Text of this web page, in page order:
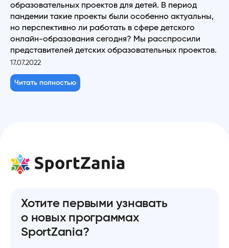
образовательных проектов для детей. В период
пандемии такие проекты были особенно актуальны,
но перспективно ли работать в сфере детского
онлайн-образования сегодня? Мы расспросили
представителей детских образовательных проектов.
17.07.2022
Читать полностью
Хотите первыми узнавать
о новых программах
SportZania?